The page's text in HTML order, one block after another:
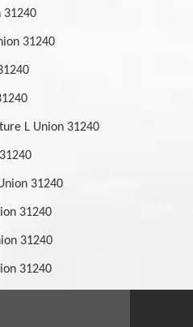
31240
31240
L Union 31240
31240
31240
31240
31240